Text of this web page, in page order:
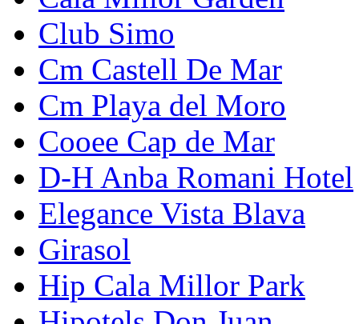
Club Simo
Cm Castell De Mar
Cm Playa del Moro
Cooee Cap de Mar
D-H Anba Romani Hotel
Elegance Vista Blava
Girasol
Hip Cala Millor Park